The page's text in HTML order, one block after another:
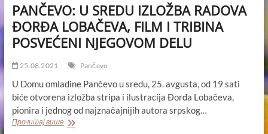
RAVNICI
UZ
„BEĆAR
FEST”
„SEKINOM
PANČEVO: U SREDU IZLOŽBA RADOVA
ĐORĐA LOBAČEVA, FILM I TRIBINA
POSVEĆENI NJEGOVOM DELU
25.08.2021 Pančevo
U Domu omladine Pančevo u sredu, 25. avgusta, od 19 sati
biće otvorena izložba stripa i ilustracija Đorđa Lobačeva,
pionira i jednog od najznačajnijih autora srpskog…
Прочитај вишеPANČEVO: